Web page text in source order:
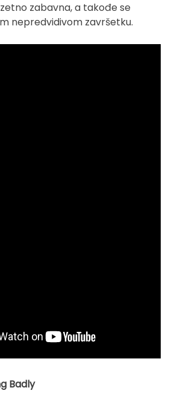
zabavna, a takođe se
nepredvidivom završetku.
Badly